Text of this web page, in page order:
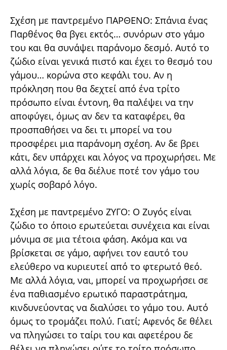
Σχέση με παντρεμένο ΠΑΡΘΕΝΟ: Σπάνια ένας
Παρθένος θα βγει εκτός… συνόρων στο γάμο
του και θα συνάψει παράνομο δεσμό. Αυτό το
ζώδιο είναι γενικά πιστό και έχει το θεσμό του
γάμου… κορώνα στο κεφάλι του. Αν η
πρόκληση που θα δεχτεί από ένα τρίτο
πρόσωπο είναι έντονη, θα παλέψει να την
αποφύγει, όμως αν δεν τα καταφέρει, θα
προσπαθήσει να δει τι μπορεί να του
προσφέρει μια παράνομη σχέση. Αν δε βρει
κάτι, δεν υπάρχει και λόγος να προχωρήσει. Με
αλλά λόγια, δε θα διέλυε ποτέ τον γάμο του
χωρίς σοβαρό λόγο.
Σχέση με παντρεμένο ΖΥΓΟ: Ο Ζυγός είναι
ζώδιο το όποιο ερωτεύεται συνέχεια και είναι
μόνιμα σε μια τέτοια φάση. Ακόμα και να
βρίσκεται σε γάμο, αφήνει τον εαυτό του
ελεύθερο να κυριευτεί από το φτερωτό θεό.
Με αλλά λόγια, ναι, μπορεί να προχωρήσει σε
ένα παθιασμένο ερωτικό παραστράτημα,
κινδυνεύοντας να διαλύσει το γάμο του. Αυτό
όμως το τρομάζει πολύ. Γιατί; Αφενός δε θέλει
να πληγώσει το ταίρι του και αφετέρου δε